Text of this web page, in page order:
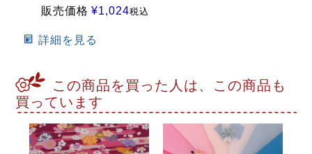
販売価格 ¥1,024税込
詳細を見る
この商品を買った人は、この商品も
買っています